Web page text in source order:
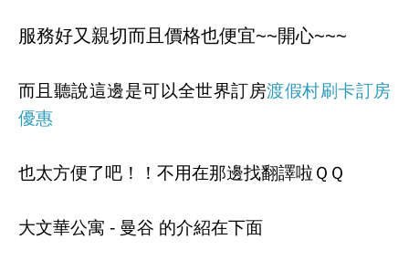
服務好又親切而且價格也便宜~~開心~~~
而且聽說這邊是可以全世界訂房渡假村刷卡訂房
優惠
也太方便了吧！！不用在那邊找翻譯啦ＱＱ
大文華公寓 - 曼谷 的介紹在下面